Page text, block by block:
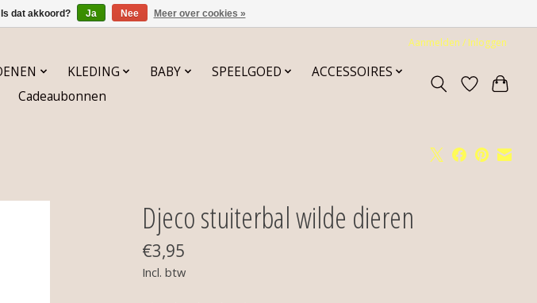
Aanmelden / Inloggen
KLEDING BABY SPEELGOED
ACCESSOIRES
Cadeaubonnen
Djeco stuiterbal wilde dieren
€3,95
Incl. btw
dat akkoord? Ja Nee Meer over cookies »